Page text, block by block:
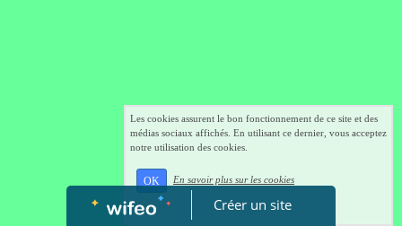
Créer un site
Les cookies assurent le bon fonctionnement de ce site et des
médias sociaux affichés. En utilisant ce dernier, vous acceptez
notre utilisation des cookies.
OK En savoir plus sur les cookies